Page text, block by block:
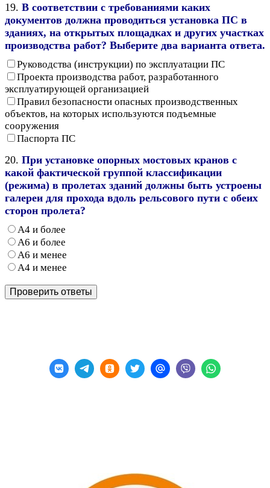
19. В соответствии с требованиями каких
документов должна проводиться установка ПС в
зданиях, на открытых площадках и других участках
производства работ? Выберите два варианта ответа.
Руководства (инструкции) по эксплуатации ПС
Проекта производства работ, разработанного
эксплуатирующей организацией
Правил безопасности опасных производственных
объектов, на которых используются подъемные
сооружения
Паспорта ПС
20. При установке опорных мостовых кранов с
какой фактической группой классификации
(режима) в пролетах зданий должны быть устроены
галереи для прохода вдоль рельсового пути с обеих
сторон пролета?
А4 и более
А6 и более
А6 и менее
А4 и менее